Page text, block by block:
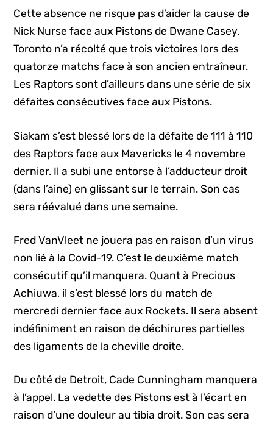
Cette absence ne risque pas d’aider la cause de
Nick Nurse face aux Pistons de Dwane Casey.
Toronto n’a récolté que trois victoires lors des
quatorze matchs face à son ancien entraîneur.
Les Raptors sont d’ailleurs dans une série de six
défaites consécutives face aux Pistons.
Siakam s’est blessé lors de la défaite de 111 à 110
des Raptors face aux Mavericks le 4 novembre
dernier. Il a subi une entorse à l’adducteur droit
(dans l’aine) en glissant sur le terrain. Son cas
sera réévalué dans une semaine.
Fred VanVleet ne jouera pas en raison d’un virus
non lié à la Covid-19. C’est le deuxième match
consécutif qu’il manquera. Quant à Precious
Achiuwa, il s’est blessé lors du match de
mercredi dernier face aux Rockets. Il sera absent
indéfiniment en raison de déchirures partielles
des ligaments de la cheville droite.
Du côté de Detroit, Cade Cunningham manquera
à l’appel. La vedette des Pistons est à l’écart en
raison d’une douleur au tibia droit. Son cas sera